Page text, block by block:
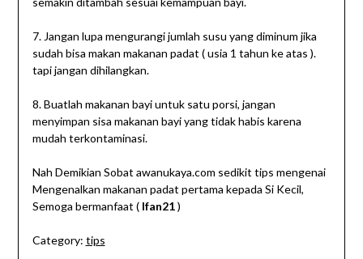
7. Jangan lupa mengurangi jumlah susu yang diminum jika
sudah bisa makan makanan padat ( usia 1 tahun ke atas ).
tapi jangan dihilangkan.
8. Buatlah makanan bayi untuk satu porsi, jangan
menyimpan sisa makanan bayi yang tidak habis karena
mudah terkontaminasi.
Nah Demikian Sobat awanukaya.com sedikit tips mengenai
Mengenalkan makanan padat pertama kepada Si Kecil,
Semoga bermanfaat ( Ifan21)
Category: tips